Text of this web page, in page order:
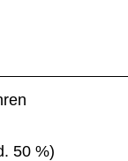
50 %)